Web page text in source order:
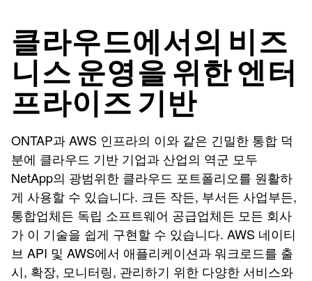
클라우드에서의 비즈
니스 운영을 위한 엔터
프라이즈 기반
ONTAP과 AWS 인프라의 이와 같은 긴밀한 통합 덕
분에 클라우드 기반 기업과 산업의 역군 모두
NetApp의 광범위한 클라우드 포트폴리오를 원활하
게 사용할 수 있습니다. 크든 작든, 부서든 사업부든,
통합업체든 독립 소프트웨어 공급업체든 모든 회사
가 이 기술을 쉽게 구현할 수 있습니다. AWS 네이티
브 API 및 AWS에서 애플리케이션과 워크로드를 출
시, 확장, 모니터링, 관리하기 위한 다양한 서비스와